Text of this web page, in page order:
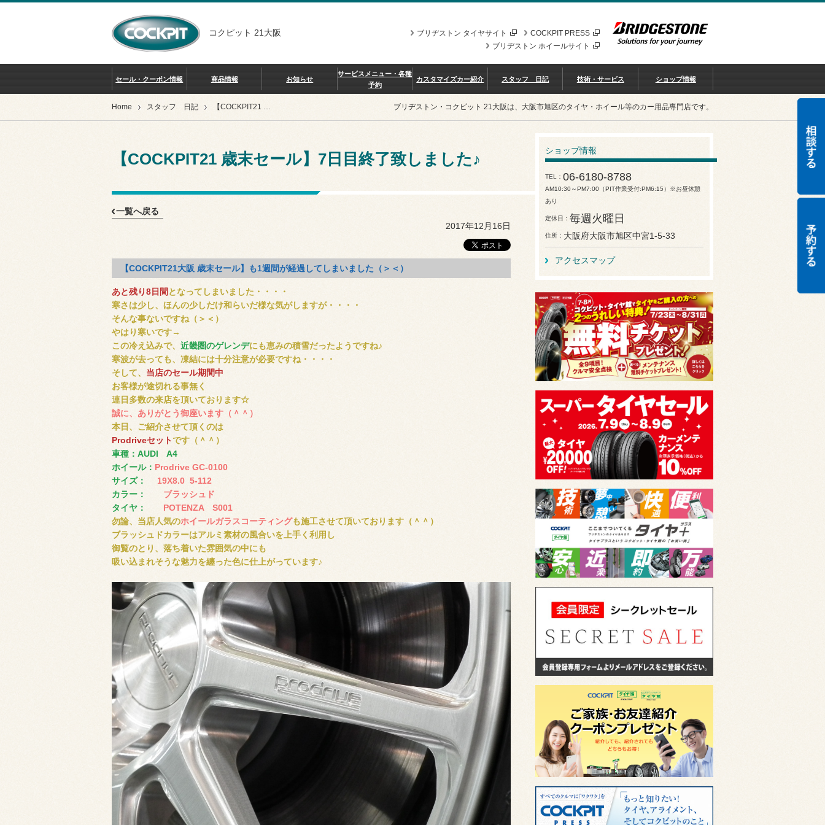
コクピット 21大阪 COCKPIT PRESS
ブリヂストン タイヤサイト
ブリヂストン ホイールサイト
セール・クーポン情報 商品情報 お知らせ
サービスメニュー・各種
予約
カスタマイズカー紹介 スタッフ 日記 技術・サービス ショップ情報
Home スタッフ 日記 【COCKPIT21 歳末セール】7日目終了致しました♪ ブリヂストン・コクピット 21大阪は、大阪市旭区のタイヤ・ホイール等のカー用品専門店です。
【COCKPIT21 歳末セール】7日目終了致しました♪
一覧へ戻る
2017年12月16日
【COCKPIT21大阪 歳末セール】も1週間が経過してしまいました（＞＜）
あと残り8日間 となってしまいました・・・・
寒さは少し、ほんの少しだけ和らいだ様な気がしますが・・・・
そんな事ないですね（＞＜）
やはり寒いです→
この冷え込みで、 近畿圏のゲレンデにも恵みの積雪だったようですね♪
寒波が去っても、凍結には十分注意が必要ですね・・・・
そして、 当店のセール期間中
お客様が途切れる事無く
連日多数の来店を頂いております☆
誠に、ありがとう御座います（＾＾）
本日、ご紹介させて頂くのは
Prodriveセットです（＾＾）
車種：AUDI A4
ホイール： Prodrive GC-0100
サイズ： 19X8.0 5-112
カラー： ブラッシュド
タイヤ： POTENZA S001
勿論、当店人気のホイールガラスコーティングも施工させて頂いております（＾＾）
ブラッシュドカラーはアルミ素材の風合いを上手く利用し
御覧のとり、落ち着いた雰囲気の中にも
吸い込まれそうな魅力を纏った色に仕上がっています♪
ショップ情報
TEL 06-6180-8788
AM10:30～PM7:00（PIT作業受付:PM6:15）※お昼休憩
あり
定休日 毎週火曜日
住所 大阪府大阪市旭区中宮1-5-33
アクセスマップ